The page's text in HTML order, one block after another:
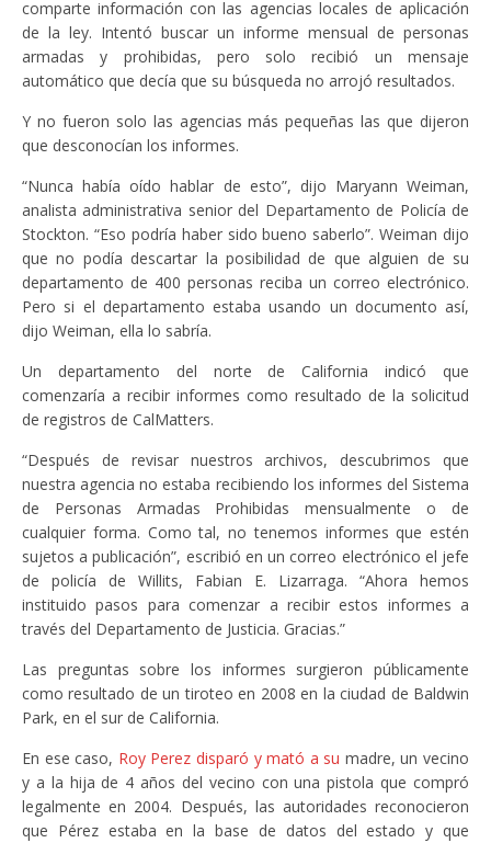
comparte información con las agencias locales de aplicación
de la ley. Intentó buscar un informe mensual de personas
armadas y prohibidas, pero solo recibió un mensaje
automático que decía que su búsqueda no arrojó resultados.
Y no fueron solo las agencias más pequeñas las que dijeron
que desconocían los informes.
“Nunca había oído hablar de esto”, dijo Maryann Weiman,
analista administrativa senior del Departamento de Policía de
Stockton. “Eso podría haber sido bueno saberlo”. Weiman dijo
que no podía descartar la posibilidad de que alguien de su
departamento de 400 personas reciba un correo electrónico.
Pero si el departamento estaba usando un documento así,
dijo Weiman, ella lo sabría.
Un departamento del norte de California indicó que
comenzaría a recibir informes como resultado de la solicitud
de registros de CalMatters.
“Después de revisar nuestros archivos, descubrimos que
nuestra agencia no estaba recibiendo los informes del Sistema
de Personas Armadas Prohibidas mensualmente o de
cualquier forma. Como tal, no tenemos informes que estén
sujetos a publicación”, escribió en un correo electrónico el jefe
de policía de Willits, Fabian E. Lizarraga. “Ahora hemos
instituido pasos para comenzar a recibir estos informes a
través del Departamento de Justicia. Gracias.”
Las preguntas sobre los informes surgieron públicamente
como resultado de un tiroteo en 2008 en la ciudad de Baldwin
Park, en el sur de California.
En ese caso, Roy Perez disparó y mató a su madre, un vecino
y a la hija de 4 años del vecino con una pistola que compró
legalmente en 2004. Después, las autoridades reconocieron
que Pérez estaba en la base de datos del estado y que